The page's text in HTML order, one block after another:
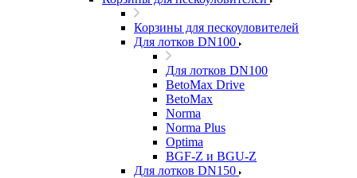
Корзины для пескоуловителей
Для лотков DN100
Для лотков DN100
BetoMax Drive
BetoMax
Norma
Norma Plus
Optima
BGF-Z и BGU-Z
Для лотков DN150